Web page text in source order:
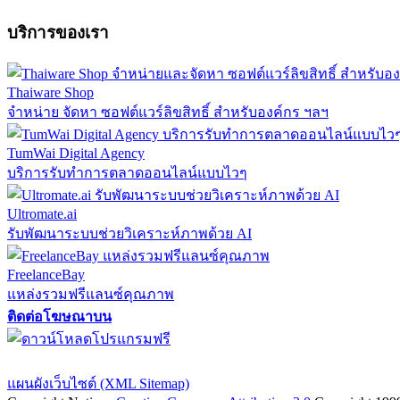
บริการของเรา
Thaiware Shop
จำหน่าย จัดหา ซอฟต์แวร์ลิขสิทธิ์ สำหรับองค์กร ฯลฯ
TumWai Digital Agency
บริการรับทำการตลาดออนไลน์แบบไวๆ
Ultromate.ai
รับพัฒนาระบบช่วยวิเคราะห์ภาพด้วย AI
FreelanceBay
แหล่งรวมฟรีแลนซ์คุณภาพ
ติดต่อโฆษณาบน
แผนผังเว็บไซต์ (XML Sitemap)